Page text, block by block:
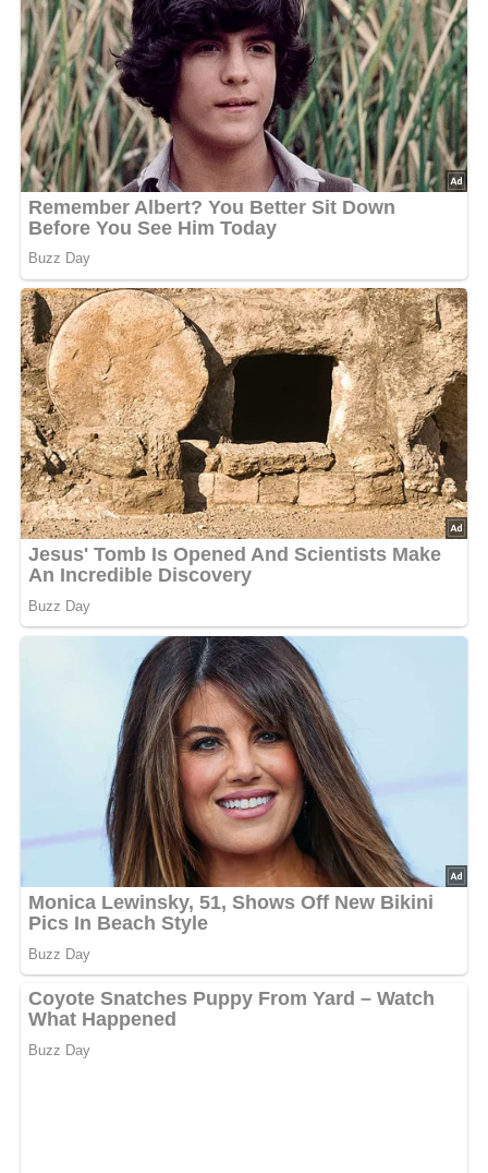
Deine Rezept-Bewertung!?
5/5(1 Bewertung)